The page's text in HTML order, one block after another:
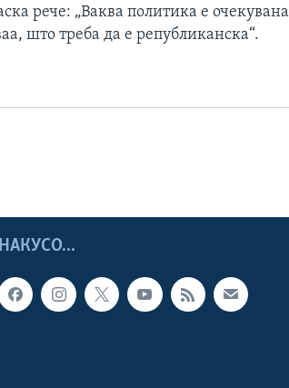
рече: „Ваква политика е очекувана
што треба да е републиканска“.
НАКУСО...